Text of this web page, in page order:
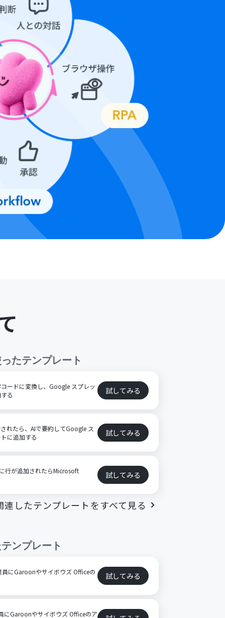
たテンプレート
ードに変換し、Google スプレッ
る
試してみる
れたら、AIで要約してGoogle ス
に追加する
試してみる
行が追加されたらMicrosoft
試してみる
連したテンプレートをすべて見る
ンプレート
にGaroonやサイボウズ Officeの
試してみる
にGaroonやサイボウズ Officeのア